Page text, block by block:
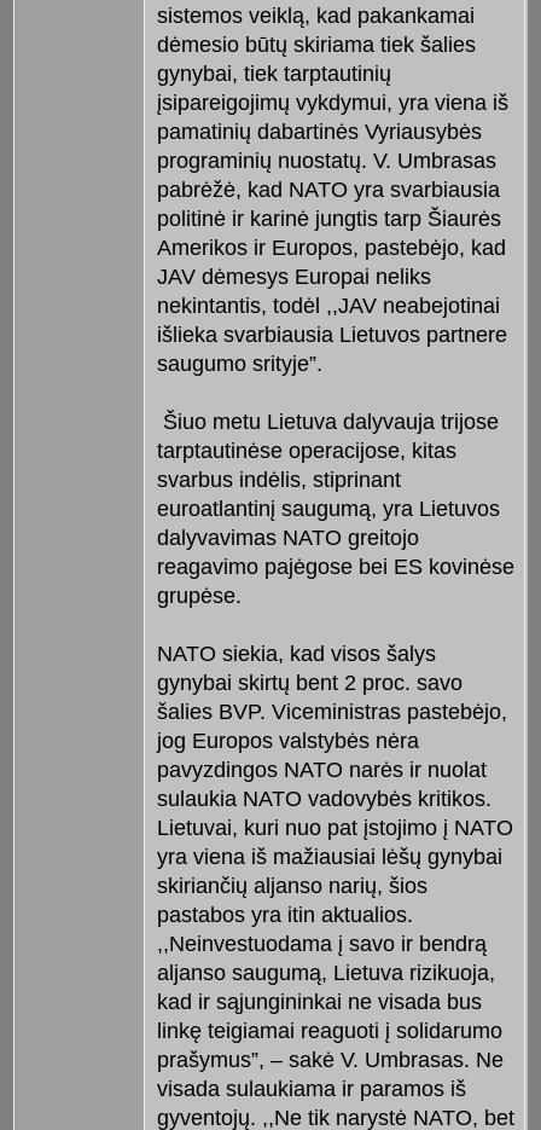
sistemos veiklą, kad pakankamai
dėmesio būtų skiriama tiek šalies
gynybai, tiek tarptautinių
įsipareigojimų vykdymui, yra viena iš
pamatinių dabartinės Vyriausybės
programinių nuostatų. V. Umbrasas
pabrėžė, kad NATO yra svarbiausia
politinė ir karinė jungtis tarp Šiaurės
Amerikos ir Europos, pastebėjo, kad
JAV dėmesys Europai neliks
nekintantis, todėl ,,JAV neabejotinai
išlieka svarbiausia Lietuvos partnere
saugumo srityje”.
Šiuo metu Lietuva dalyvauja trijose
tarptautinėse operacijose, kitas
svarbus indėlis, stiprinant
euroatlantinį saugumą, yra Lietuvos
dalyvavimas NATO greitojo
reagavimo pajėgose bei ES kovinėse
grupėse.
NATO siekia, kad visos šalys
gynybai skirtų bent 2 proc. savo
šalies BVP. Viceministras pastebėjo,
jog Europos valstybės nėra
pavyzdingos NATO narės ir nuolat
sulaukia NATO vadovybės kritikos.
Lietuvai, kuri nuo pat įstojimo į NATO
yra viena iš mažiausiai lėšų gynybai
skiriančių aljanso narių, šios
pastabos yra itin aktualios.
,,Neinvestuodama į savo ir bendrą
aljanso saugumą, Lietuva rizikuoja,
kad ir sąjungininkai ne visada bus
linkę teigiamai reaguoti į solidarumo
prašymus”, – sakė V. Umbrasas. Ne
visada sulaukiama ir paramos iš
gyventojų. ,,Ne tik narystė NATO, bet